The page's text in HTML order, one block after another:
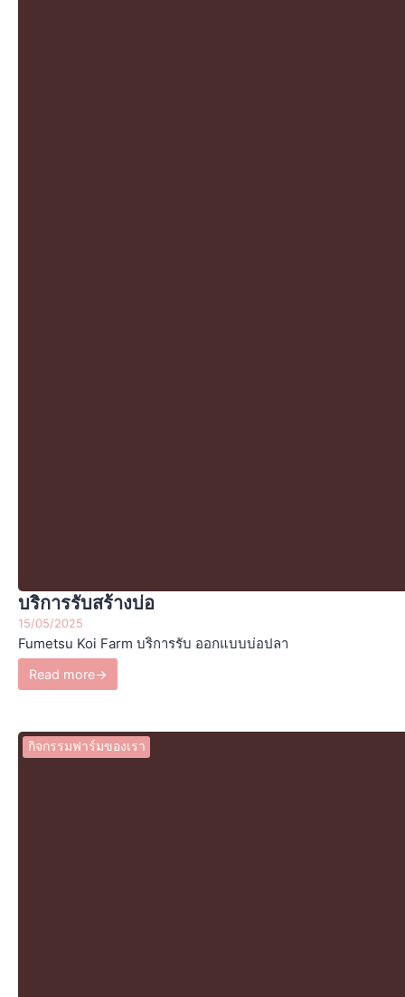
บริการรับสร้างบ่อ
15/05/2025
Fumetsu Koi Farm บริการรับ ออกแบบบ่อปลา
Read more→
กิจกรรมฟาร์มของเรา